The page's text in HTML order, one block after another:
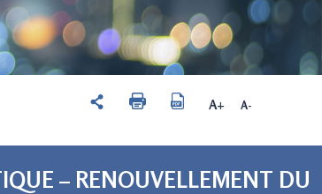
A+ A-
– RENOUVELLEMENT DU